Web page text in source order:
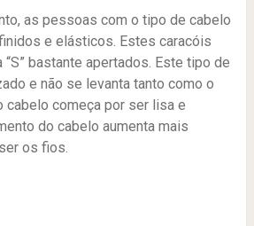
as pessoas com o tipo de cabelo
e elásticos. Estes caracóis
bastante apertados. Este tipo de
e não se levanta tanto como o
cabelo começa por ser lisa e
do cabelo aumenta mais
os fios.